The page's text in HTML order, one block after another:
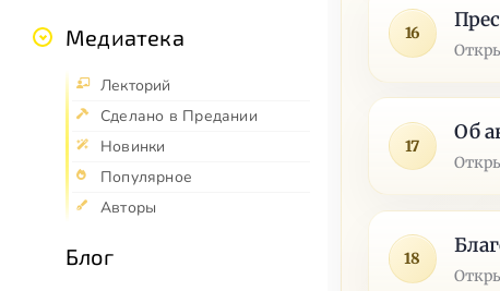
Медиатека
Лекторий
Сделано в Предании
Новинки
Популярное
Авторы
Блог
16
17
Об
18